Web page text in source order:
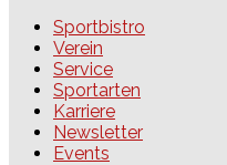
Sportbistro
Verein
Service
Sportarten
Karriere
Newsletter
Events